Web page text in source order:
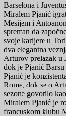
Barselona i
Miralem Pjanić
Mesijem i
spreman da
svoje karijere u
dva elegantna
Arturov prelazak u
dok je Pjanić Barsu
Pjanić je
Rome, dok se o
sezone govorilo
Miralem Pjanić je
francuskom klubu